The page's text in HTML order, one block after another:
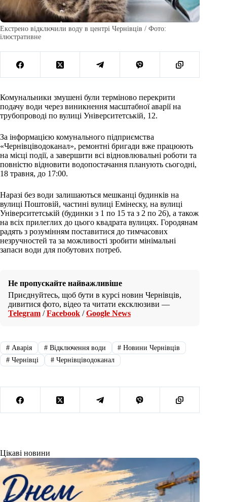
Екстрено відключили воду в центрі Чернівців / Фото:
ілюстративне
Комунальники змушені були терміново перекрити
подачу води через виникнення масштабної аварії на
трубопроводі по вулиці Університетській, 12.
За інформацією комунального підприємства
«Чернівціводоканал», ремонтні бригади вже працюють
на місці події, а завершити всі відновлювальні роботи та
повністю відновити водопостачання планують сьогодні,
18 травня, до 17:00.
Наразі без води залишаються мешканці будинків на
вулиці Поштовій, частині вулиці Емінеску, на вулиці
Університетській (будинки з 1 по 15 та з 2 по 26), а також
на всіх прилеглих до цього квадрата вулицях. Городянам
радять з розумінням поставитися до тимчасових
незручностей та за можливості зробити мінімальні
запаси води для побутових потреб.
Не пропускайте найважливіше
Приєднуйтесь, щоб бути в курсі новин Чернівців,
дивитися фото, відео та читати ексклюзиви —
Telegram /Facebook /Google News
#Аварія #Відключення води # Новини Чернівців
#Чернівці #Чернівціводоканал
Цікаві новини